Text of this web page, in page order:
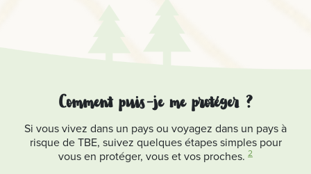
Comment puis-je me protéger ?
Si vous vivez dans un pays ou voyagez dans un pays à
risque de TBE, suivez quelques étapes simples pour
vous en protéger, vous et vos proches. 2